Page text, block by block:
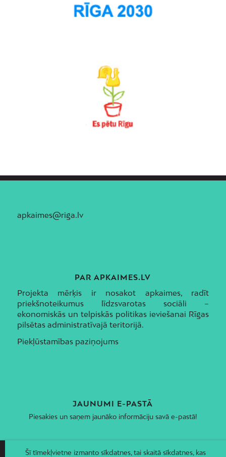
apkaimes@riga.lv
PAR APKAIMES.LV
Projekta mērķis ir nosakot apkaimes, radīt
priekšnoteikumus līdzsvarotas sociāli –
ekonomiskās un telpiskās politikas ieviešanai Rīgas
pilsētas administratīvajā teritorijā.
Piekļūstamības paziņojums
JAUNUMI E-PASTĀ
Piesakies un saņem jaunāko informāciju savā e-pastā!
Šī tīmekļvietne izmanto sīkdatnes, tai skaitā sīkdatnes, kas